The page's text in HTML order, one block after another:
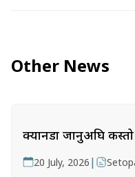
Other News
क्यानडा जानुअघि कस्तो
20 July, 2026 |